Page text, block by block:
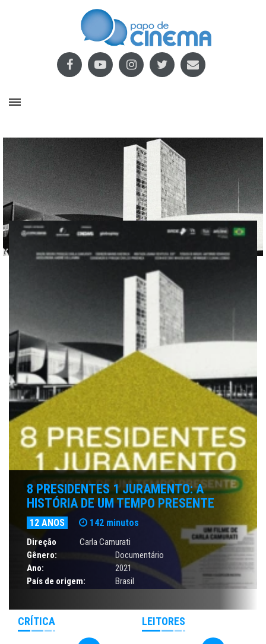
8 PRESIDENTES 1 JURAMENTO: A
HISTÓRIA DE UM TEMPO PRESENTE
12 ANOS 142 minutos
Direção
Carla Camurati
Gênero:
Documentário
Ano:
2021
País de origem:
Brasil
CRÍTICA LEITORES